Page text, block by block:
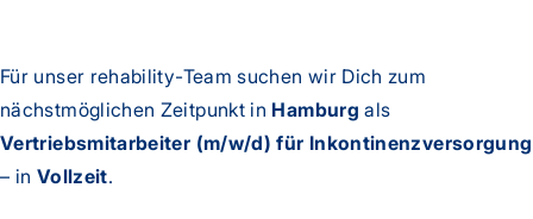
Für unser rehability-Team suchen wir Dich zum
nächstmöglichen Zeitpunkt in Hamburg als
Vertriebsmitarbeiter (m/w/d) für Inkontinenzversorgung
– in Vollzeit.